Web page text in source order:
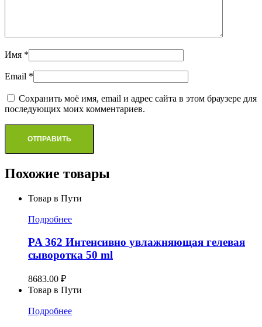
Имя *
Email *
Сохранить моё имя, email и адрес сайта в этом браузере для
последующих моих комментариев.
Похожие товары
Товар в Пути
Подробнее
PA 362 Интенсивно увлажняющая гелевая
сыворотка 50 ml
8683.00 ₽
Товар в Пути
Подробнее